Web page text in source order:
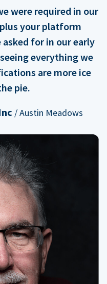
were required in our
your platform
for in our early
everything we
are more ice
pie.
/ Austin Meadows